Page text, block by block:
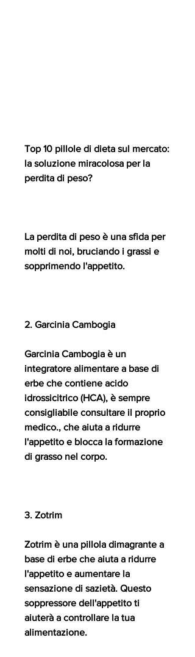
Top 10 pillole di dieta sul mercato:
la soluzione miracolosa per la
perdita di peso?
La perdita di peso è una sfida per
molti di noi, bruciando i grassi e
sopprimendo l'appetito.
2. Garcinia Cambogia
Garcinia Cambogia è un
integratore alimentare a base di
erbe che contiene acido
idrossicitrico (HCA), è sempre
consigliabile consultare il proprio
medico., che aiuta a ridurre
l'appetito e blocca la formazione
di grasso nel corpo.
3. Zotrim
Zotrim è una pillola dimagrante a
base di erbe che aiuta a ridurre
l'appetito e aumentare la
sensazione di sazietà. Questo
soppressore dell'appetito ti
aiuterà a controllare la tua
alimentazione.